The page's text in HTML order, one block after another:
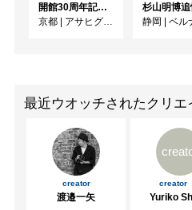
開館30周年記念 山本爲三郎・河井寬次郎没後60年記念 「共鳴 河井寬次郎 × 濱田庄司 ー山本爲三郎コレクションより」
京都 | アサヒグループ大山崎山荘美術館
静岡 | ベルナール・ビ
最近ウオッチされたクリエ
creator
渡邉一矢
creator
Yuriko